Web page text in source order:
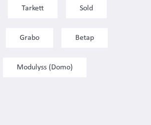
Tarkett Sold
Grabo Betap
Modulyss (Domo)